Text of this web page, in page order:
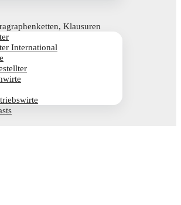
Klausuren
International